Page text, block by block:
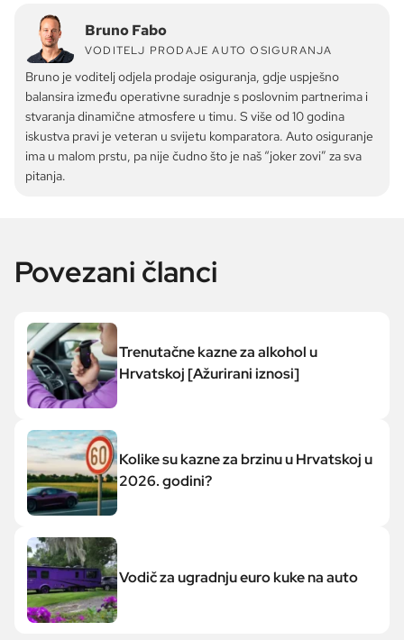
Bruno Fabo
VODITELJ PRODAJE AUTO OSIGURANJA
Bruno je voditelj odjela prodaje osiguranja, gdje uspješno
balansira između operativne suradnje s poslovnim partnerima i
stvaranja dinamične atmosfere u timu. S više od 10 godina
iskustva pravi je veteran u svijetu komparatora. Auto osiguranje
ima u malom prstu, pa nije čudno što je naš “joker zovi” za sva
pitanja.
Povezani članci
Trenutačne kazne za alkohol u
Hrvatskoj [Ažurirani iznosi]
Kolike su kazne za brzinu u Hrvatskoj u
2026. godini?
Vodič za ugradnju euro kuke na auto